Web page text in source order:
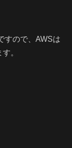
すので、AWSは
。